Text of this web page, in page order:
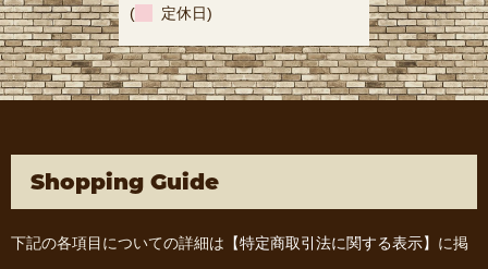
( 定休日)
Shopping Guide
下記の各項目についての詳細は 【特定商取引法に関する表示】 に掲